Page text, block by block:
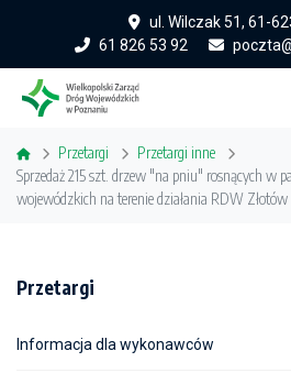
ul. Wilczak 51, 61-
61 826 53 92
Przetargi
Przetargi inne
Sprzedaż 215 szt. drzew "na pniu" rosnących w
wojewódzkich na terenie działania RDW Złotów
Przetargi
Informacja dla wykonawców